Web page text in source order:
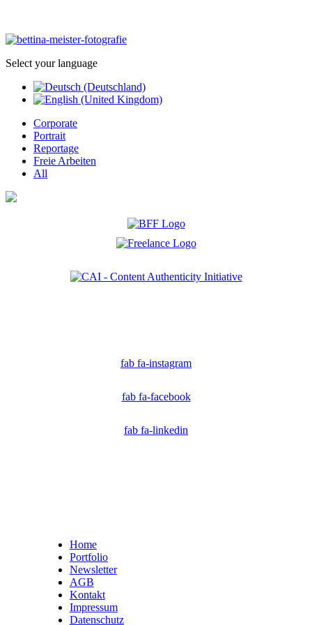
Select your language
Corporate
Portrait
Reportage
Freie Arbeiten
All
fab fa-instagram
fab fa-facebook
fab fa-linkedin
Home
Portfolio
Newsletter
AGB
Kontakt
Impressum
Datenschutz